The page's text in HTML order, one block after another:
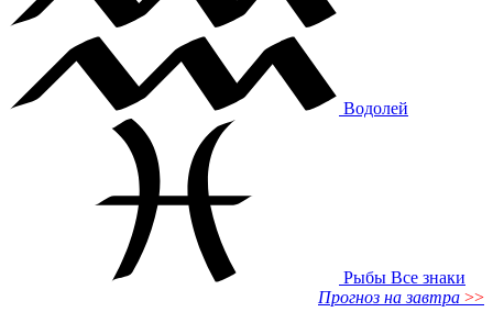
Водолей
Рыбы Все знаки
Прогноз на завтра >>